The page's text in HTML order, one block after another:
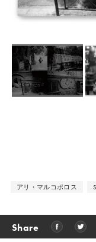
アリ・マルコポロス
Share